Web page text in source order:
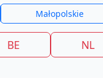
Małopolskie
BE NL